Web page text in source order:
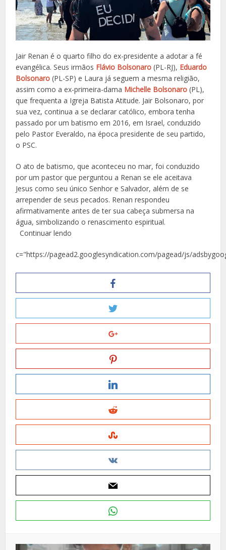
Jair Renan é o quarto filho do ex-presidente a adotar a fé
evangélica. Seus irmãos Flávio Bolsonaro (PL-RJ), Eduardo
Bolsonaro(PL-SP) e Laura já seguem a mesma religião,
assim como a ex-primeira-dama Michelle Bolsonaro (PL),
que frequenta a Igreja Batista Atitude. Jair Bolsonaro, por
sua vez, continua a se declarar católico, embora tenha
passado por um batismo em 2016, em Israel, conduzido
pelo Pastor Everaldo, na época presidente de seu partido,
o PSC.
O ato de batismo, que aconteceu no mar, foi conduzido
por um pastor que perguntou a Renan se ele aceitava
Jesus como seu único Senhor e Salvador, além de se
arrepender de seus pecados. Renan respondeu
afirmativamente antes de ter sua cabeça submersa na
água, simbolizando o renascimento espiritual.
Continuar lendo
c="https://pagead2.googlesyndication.com/pagead/js/